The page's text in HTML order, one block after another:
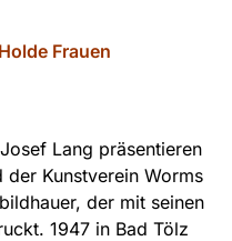
Frauen
Lang präsentieren
der Kunstverein Worms
der mit seinen
1947 in Bad Tölz